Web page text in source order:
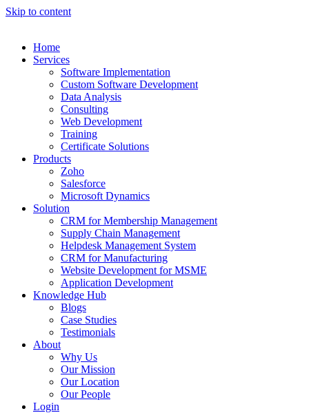
Skip to content
Home
Services
Software Implementation
Custom Software Development
Data Analysis
Consulting
Web Development
Training
Certificate Solutions
Products
Zoho
Salesforce
Microsoft Dynamics
Solution
CRM for Membership Management
Supply Chain Management
Helpdesk Management System
CRM for Manufacturing
Website Development for MSME
Application Development
Knowledge Hub
Blogs
Case Studies
Testimonials
About
Why Us
Our Mission
Our Location
Our People
Login